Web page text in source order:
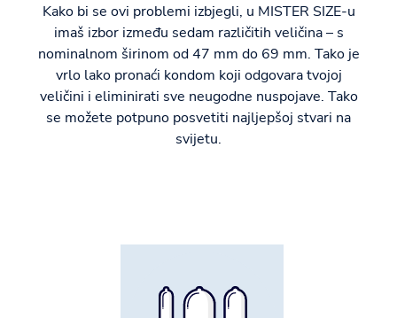
Kako bi se ovi problemi izbjegli, u MISTER SIZE-u
imaš izbor između sedam različitih veličina – s
nominalnom širinom od 47 mm do 69 mm. Tako je
vrlo lako pronaći kondom koji odgovara tvojoj
veličini i eliminirati sve neugodne nuspojave. Tako
se možete potpuno posvetiti najljepšoj stvari na
svijetu.